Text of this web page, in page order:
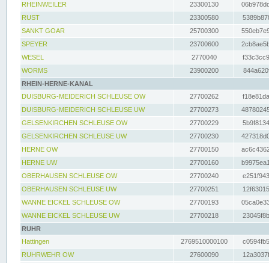
RHEINWEILER
23300130
RUST
23300580
SANKT GOAR
25700300
SPEYER
23700600
WESEL
2770040
WORMS
23900200
RHEIN-HERNE-KANAL
DUISBURG-MEIDERICH SCHLEUSE OW
27700262
DUISBURG-MEIDERICH SCHLEUSE UW
27700273
GELSENKIRCHEN SCHLEUSE OW
27700229
GELSENKIRCHEN SCHLEUSE UW
27700230
HERNE OW
27700150
HERNE UW
27700160
OBERHAUSEN SCHLEUSE OW
27700240
OBERHAUSEN SCHLEUSE UW
27700251
WANNE EICKEL SCHLEUSE OW
27700193
WANNE EICKEL SCHLEUSE UW
27700218
RUHR
Hattingen
2769510000100
RUHRWEHR OW
27600090